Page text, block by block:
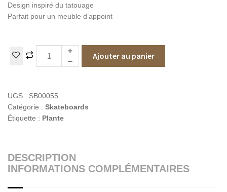
Design inspiré du tatouage
Parfait pour un meuble d’appoint
Ajouter au panier
UGS : SB00055
Catégorie : Skateboards
Étiquette : Plante
DESCRIPTION
INFORMATIONS COMPLÉMENTAIRES